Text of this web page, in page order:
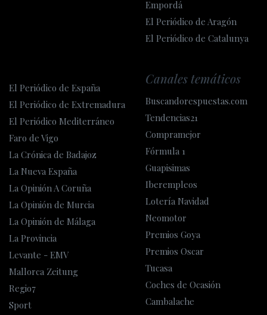
Empordá
El Periódico de Aragón
El Periódico de Catalunya
El Periódico de España
El Periódico de Extremadura
El Periódico Mediterráneo
Faro de Vigo
La Crónica de Badajoz
La Nueva España
La Opinión A Coruña
La Opinión de Murcia
La Opinión de Málaga
La Provincia
Levante - EMV
Mallorca Zeitung
Regio7
Sport
Canales temáticos
Buscandorespuestas.com
Tendencias21
Compramejor
Fórmula 1
Guapisimas
Iberempleos
Lotería Navidad
Neomotor
Premios Goya
Premios Oscar
Tucasa
Coches de Ocasión
Cambalache